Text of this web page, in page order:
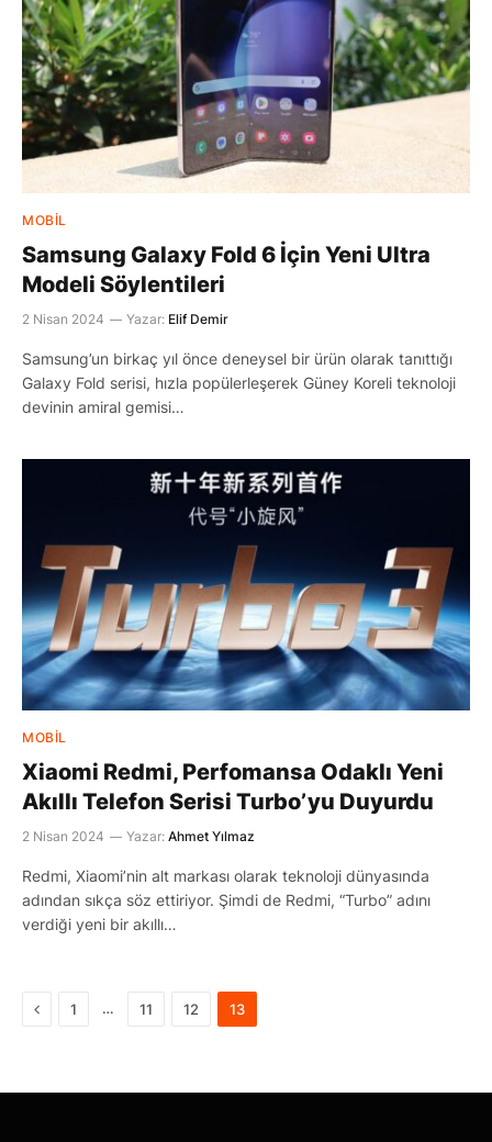
MOBIL
Samsung Galaxy Fold 6 İçin Yeni Ultra
Modeli Söylentileri
2 Nisan 2024 Yazar: Elif Demir
Samsung’un birkaç yıl önce deneysel bir ürün olarak tanıttığı
Galaxy Fold serisi, hızla popülerleşerek Güney Koreli teknoloji
devinin amiral gemisi…
MOBIL
Xiaomi Redmi, Perfomansa Odaklı Yeni
Akıllı Telefon Serisi Turbo’yu Duyurdu
2 Nisan 2024 Yazar: Ahmet Yılmaz
Redmi, Xiaomi’nin alt markası olarak teknoloji dünyasında
adından sıkça söz ettiriyor. Şimdi de Redmi, “Turbo” adını
verdiği yeni bir akıllı…
Önceki
1 … 11 12 13